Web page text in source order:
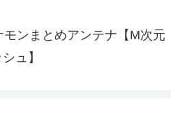
モンまとめアンテナ【M次元
ュ】